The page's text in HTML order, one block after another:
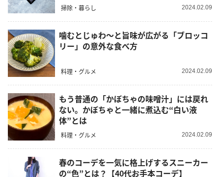
掃除・暮らし 2024.02.09
噛むとじゅわ～と旨味が広がる「ブロッコ
リー」の意外な食べ方
料理・グルメ 2024.02.09
もう普通の「かぼちゃの味噌汁」には戻れ
ない。かぼちゃと一緒に煮込む“白い液
体”とは
料理・グルメ 2024.02.09
春のコーデを一気に格上げするスニーカー
の“色”とは？【40代お手本コーデ】